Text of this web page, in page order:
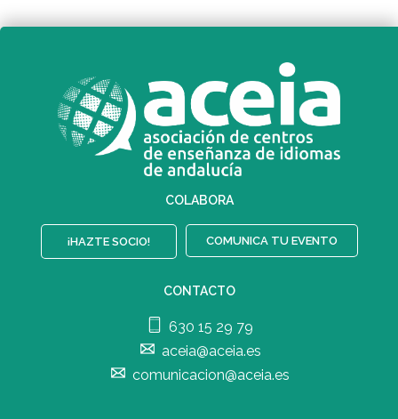
COLABORA
¡HAZTE SOCIO! COMUNICA TU EVENTO
CONTACTO
630 15 29 79
aceia@aceia.es
comunicacion@aceia.es